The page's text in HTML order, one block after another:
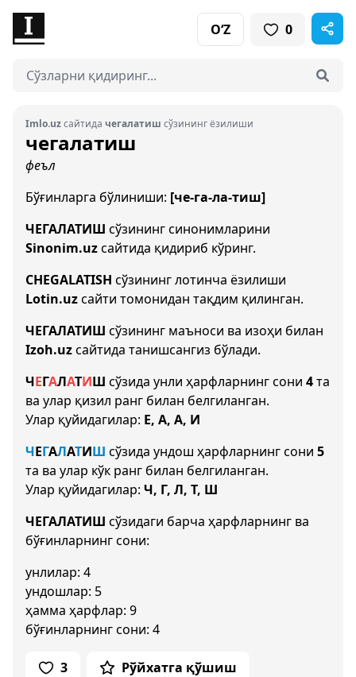
O‘Z 0
Imlo.uzсайтида чегалатиш сўзининг ёзилиши
чегалатиш
феъл
Бўғинларга бўлиниши: [че-га-ла-тиш]
ЧЕГАЛАТИШ сўзининг синонимларини
Sinonim.uzсайтида қидириб кўринг.
CHEGALATISH сўзининг лотинча ёзилиши
Lotin.uzсайти томонидан тақдим қилинган.
ЧЕГАЛАТИШ сўзининг маъноси ва изоҳи билан
Izoh.uzсайтида танишсангиз бўлади.
ЧЕГАЛАТИШ сўзида унли ҳарфларнинг сони 4та
ва улар қизил ранг билан белгиланган.
Улар қуйидагилар: Е, А, А, И
ЧЕГАЛАТИШ сўзида ундош ҳарфларнинг сони 5
та ва улар кўк ранг билан белгиланган.
Улар қуйидагилар: Ч, Г, Л, Т, Ш
ЧЕГАЛАТИШ сўзидаги барча ҳарфларнинг ва
бўғинларнинг сони:
унлилар: 4
ундошлар: 5
ҳамма ҳарфлар: 9
бўғинларнинг сони: 4
3 Рўйхатга қўшиш